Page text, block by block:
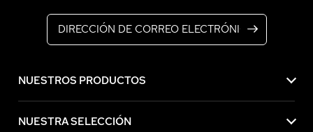
NUESTROS PRODUCTOS
NUESTRA SELECCIÓN